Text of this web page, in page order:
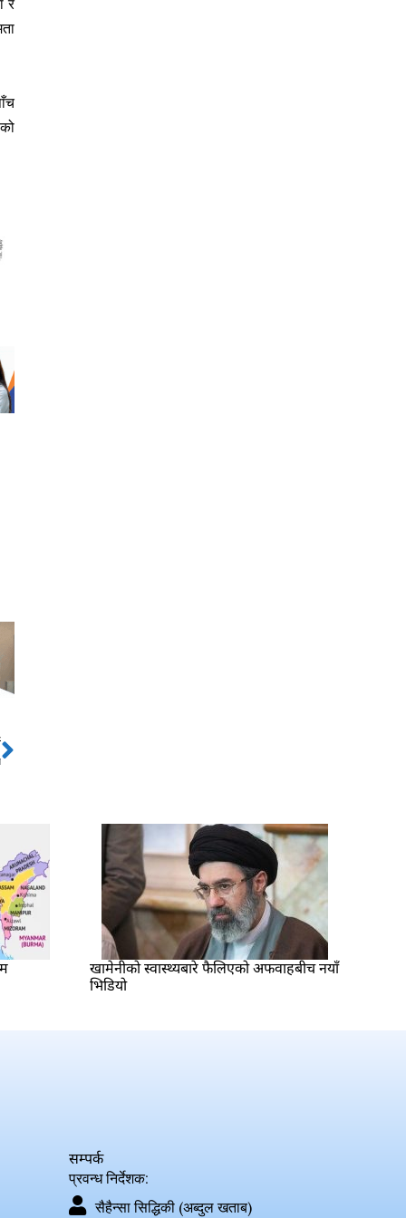
र
Next
खामेनीको स्वास्थ्यबारे फैलिएको अफवाहबीच नयाँ
भिडियो
सम्पर्क
प्रवन्ध निर्देशक:
सैहैन्सा सिद्धिकी (अब्दुल खताब)